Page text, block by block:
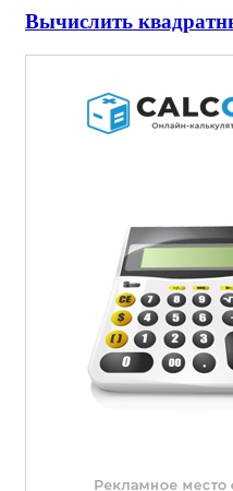
Вычислить